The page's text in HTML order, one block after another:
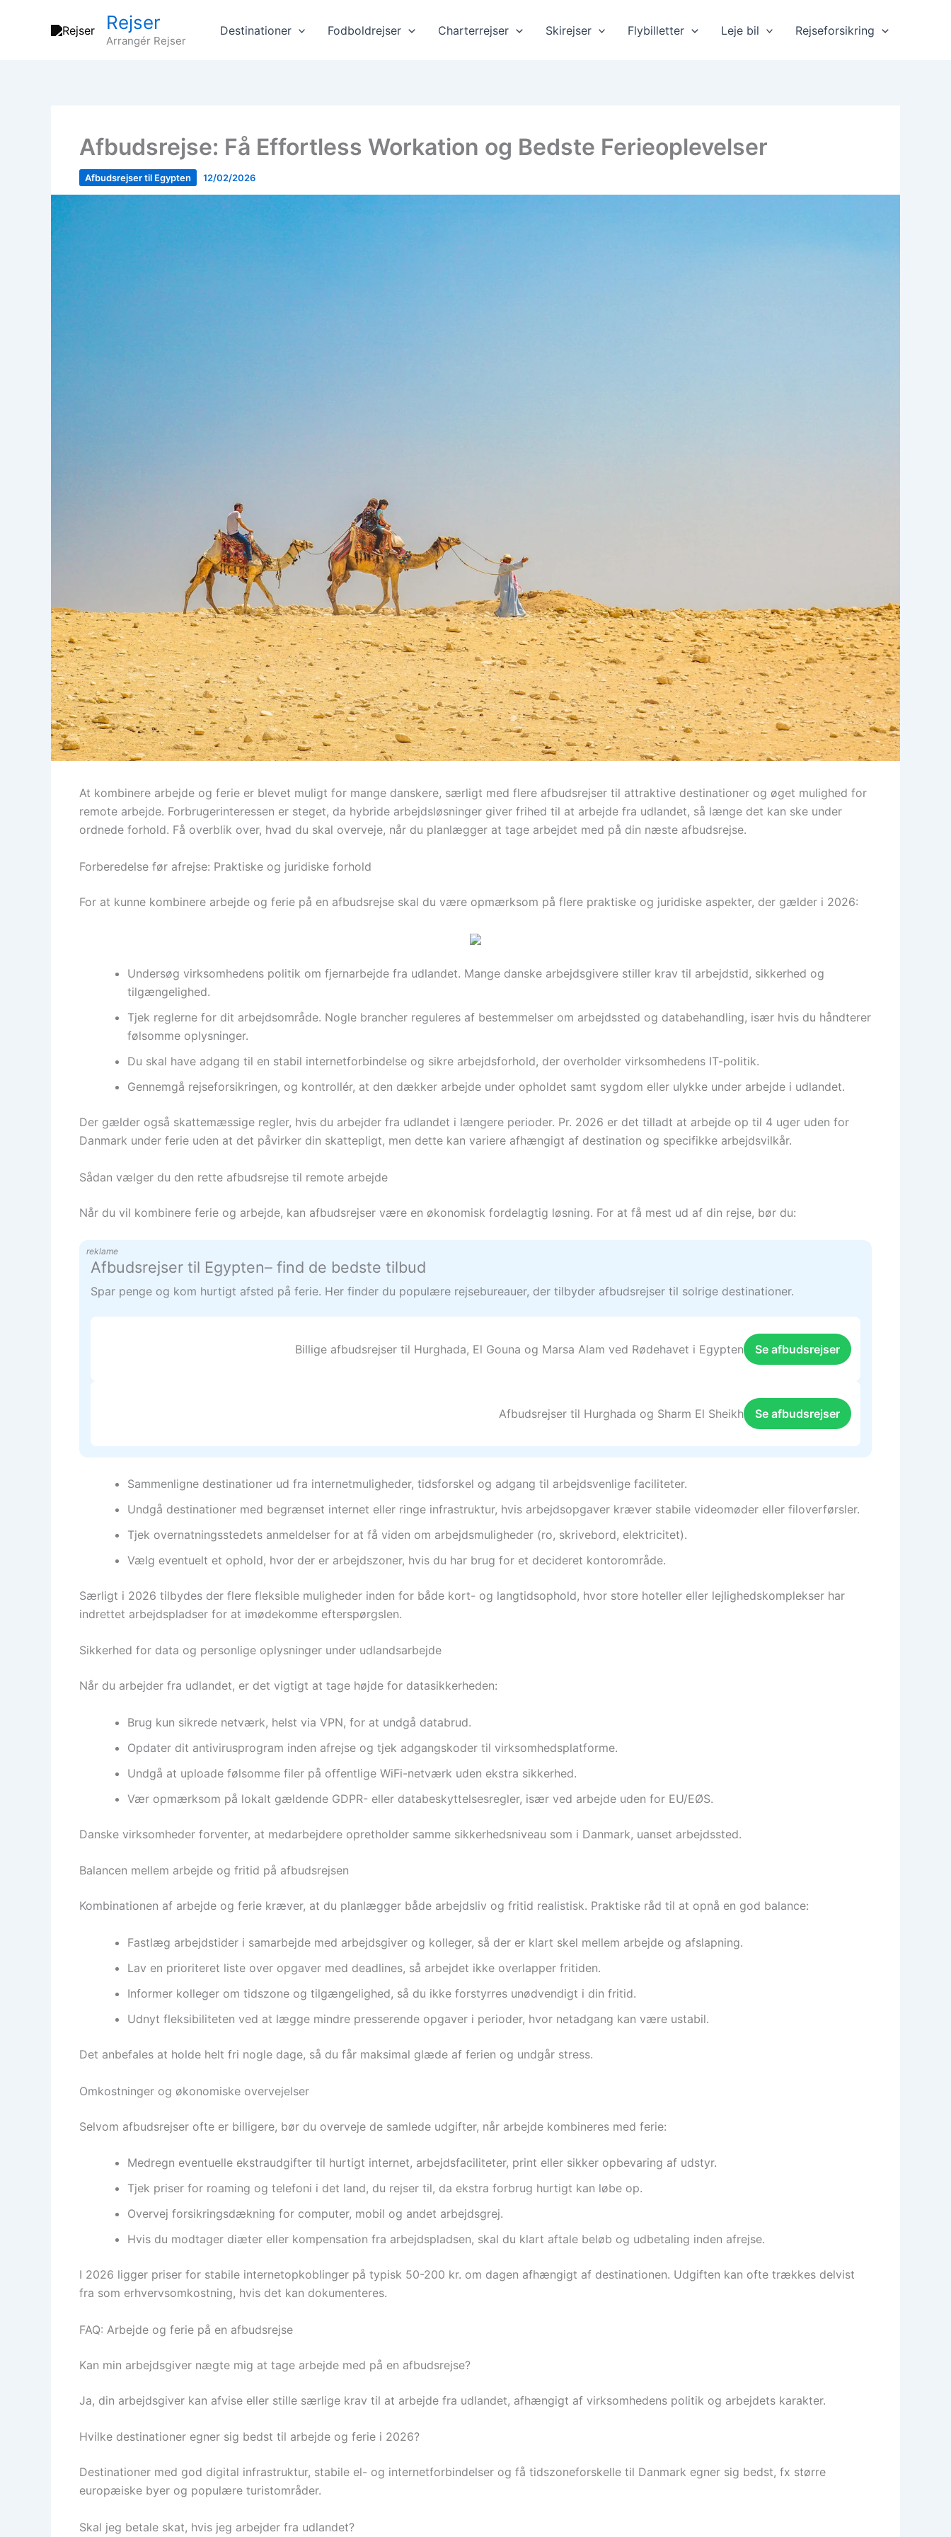
Rejser
Arrangér Rejser
Destinationer Fodboldrejser Charterrejser Skirejser Flybilletter Leje bil Rejseforsikring
Afbudsrejse: Få Effortless Workation og Bedste Ferieoplevelser
Afbudsrejser til Egypten 12/02/2026
At kombinere arbejde og ferie er blevet muligt for mange danskere, særligt med flere afbudsrejser til attraktive destinationer og øget mulighed for
remote arbejde. Forbrugerinteressen er steget, da hybride arbejdsløsninger giver frihed til at arbejde fra udlandet, så længe det kan ske under
ordnede forhold. Få overblik over, hvad du skal overveje, når du planlægger at tage arbejdet med på din næste afbudsrejse.
Forberedelse før afrejse: Praktiske og juridiske forhold
For at kunne kombinere arbejde og ferie på en afbudsrejse skal du være opmærksom på flere praktiske og juridiske aspekter, der gælder i 2026:
Undersøg virksomhedens politik om fjernarbejde fra udlandet. Mange danske arbejdsgivere stiller krav til arbejdstid, sikkerhed og
tilgængelighed.
Tjek reglerne for dit arbejdsområde. Nogle brancher reguleres af bestemmelser om arbejdssted og databehandling, især hvis du håndterer
følsomme oplysninger.
Du skal have adgang til en stabil internetforbindelse og sikre arbejdsforhold, der overholder virksomhedens IT-politik.
Gennemgå rejseforsikringen, og kontrollér, at den dækker arbejde under opholdet samt sygdom eller ulykke under arbejde i udlandet.
Der gælder også skattemæssige regler, hvis du arbejder fra udlandet i længere perioder. Pr. 2026 er det tilladt at arbejde op til 4 uger uden for
Danmark under ferie uden at det påvirker din skattepligt, men dette kan variere afhængigt af destination og specifikke arbejdsvilkår.
Sådan vælger du den rette afbudsrejse til remote arbejde
Når du vil kombinere ferie og arbejde, kan afbudsrejser være en økonomisk fordelagtig løsning. For at få mest ud af din rejse, bør du:
reklame
Afbudsrejser til Egypten– find de bedste tilbud
Spar penge og kom hurtigt afsted på ferie. Her finder du populære rejsebureauer, der tilbyder afbudsrejser til solrige destinationer.
Billige afbudsrejser til Hurghada, El Gouna og Marsa Alam ved Rødehavet i Egypten Se afbudsrejser
Afbudsrejser til Hurghada og Sharm El Sheikh Se afbudsrejser
Sammenligne destinationer ud fra internetmuligheder, tidsforskel og adgang til arbejdsvenlige faciliteter.
Undgå destinationer med begrænset internet eller ringe infrastruktur, hvis arbejdsopgaver kræver stabile videomøder eller filoverførsler.
Tjek overnatningsstedets anmeldelser for at få viden om arbejdsmuligheder (ro, skrivebord, elektricitet).
Vælg eventuelt et ophold, hvor der er arbejdszoner, hvis du har brug for et decideret kontorområde.
Særligt i 2026 tilbydes der flere fleksible muligheder inden for både kort- og langtidsophold, hvor store hoteller eller lejlighedskomplekser har
indrettet arbejdspladser for at imødekomme efterspørgslen.
Sikkerhed for data og personlige oplysninger under udlandsarbejde
Når du arbejder fra udlandet, er det vigtigt at tage højde for datasikkerheden:
Brug kun sikrede netværk, helst via VPN, for at undgå databrud.
Opdater dit antivirusprogram inden afrejse og tjek adgangskoder til virksomhedsplatforme.
Undgå at uploade følsomme filer på offentlige WiFi-netværk uden ekstra sikkerhed.
Vær opmærksom på lokalt gældende GDPR- eller databeskyttelsesregler, især ved arbejde uden for EU/EØS.
Danske virksomheder forventer, at medarbejdere opretholder samme sikkerhedsniveau som i Danmark, uanset arbejdssted.
Balancen mellem arbejde og fritid på afbudsrejsen
Kombinationen af arbejde og ferie kræver, at du planlægger både arbejdsliv og fritid realistisk. Praktiske råd til at opnå en god balance:
Fastlæg arbejdstider i samarbejde med arbejdsgiver og kolleger, så der er klart skel mellem arbejde og afslapning.
Lav en prioriteret liste over opgaver med deadlines, så arbejdet ikke overlapper fritiden.
Informer kolleger om tidszone og tilgængelighed, så du ikke forstyrres unødvendigt i din fritid.
Udnyt fleksibiliteten ved at lægge mindre presserende opgaver i perioder, hvor netadgang kan være ustabil.
Det anbefales at holde helt fri nogle dage, så du får maksimal glæde af ferien og undgår stress.
Omkostninger og økonomiske overvejelser
Selvom afbudsrejser ofte er billigere, bør du overveje de samlede udgifter, når arbejde kombineres med ferie:
Medregn eventuelle ekstraudgifter til hurtigt internet, arbejdsfaciliteter, print eller sikker opbevaring af udstyr.
Tjek priser for roaming og telefoni i det land, du rejser til, da ekstra forbrug hurtigt kan løbe op.
Overvej forsikringsdækning for computer, mobil og andet arbejdsgrej.
Hvis du modtager diæter eller kompensation fra arbejdspladsen, skal du klart aftale beløb og udbetaling inden afrejse.
I 2026 ligger priser for stabile internetopkoblinger på typisk 50-200 kr. om dagen afhængigt af destinationen. Udgiften kan ofte trækkes delvist
fra som erhvervsomkostning, hvis det kan dokumenteres.
FAQ: Arbejde og ferie på en afbudsrejse
Kan min arbejdsgiver nægte mig at tage arbejde med på en afbudsrejse?
Ja, din arbejdsgiver kan afvise eller stille særlige krav til at arbejde fra udlandet, afhængigt af virksomhedens politik og arbejdets karakter.
Hvilke destinationer egner sig bedst til arbejde og ferie i 2026?
Destinationer med god digital infrastruktur, stabile el- og internetforbindelser og få tidszoneforskelle til Danmark egner sig bedst, fx større
europæiske byer og populære turistområder.
Skal jeg betale skat, hvis jeg arbejder fra udlandet?